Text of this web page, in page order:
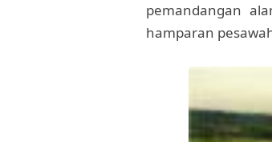
pemandangan
hamparan